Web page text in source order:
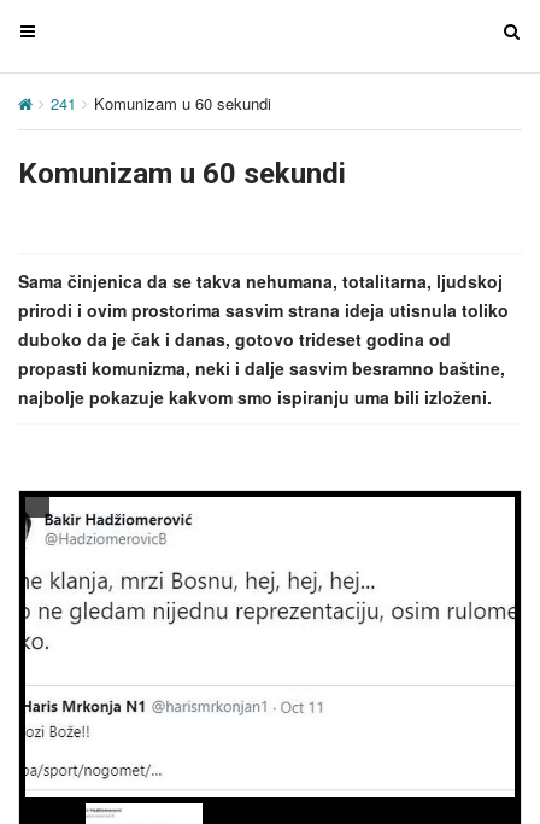
T
g
e
i
g
a
t
i
T
g
t
241 Komunizam u 60 sekundi
Komunizam u 60 sekundi
Sama činjenica da se takva nehumana, totalitarna, ljudskoj
prirodi i ovim prostorima sasvim strana ideja utisnula toliko
duboko da je čak i danas, gotovo trideset godina od
propasti komunizma, neki i dalje sasvim besramno baštine,
najbolje pokazuje kakvom smo ispiranju uma bili izloženi.